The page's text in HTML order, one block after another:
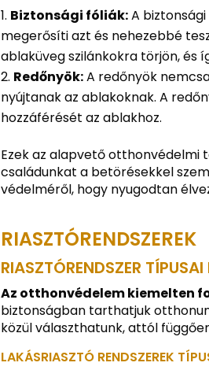
Biztonsági fóliák:A
megerősíti azt és nehezebbé
ablaküveg szilánkokra törjön, és
Redőnyök:A redőnyök
nyújtanak az ablakoknak. A
hozzáférését az ablakhoz.
Ezek az alapvető
családunkat a betörésekkel
védelméről, hogy nyugodtan
RIASZTÓRENDSZEREK
RIASZTÓRENDSZER TÍPUSAI
Az otthonvédelem kiemelten
biztonságban tarthatjuk
közül választhatunk, attól
LAKÁSRIASZTÓ RENDSZEREK